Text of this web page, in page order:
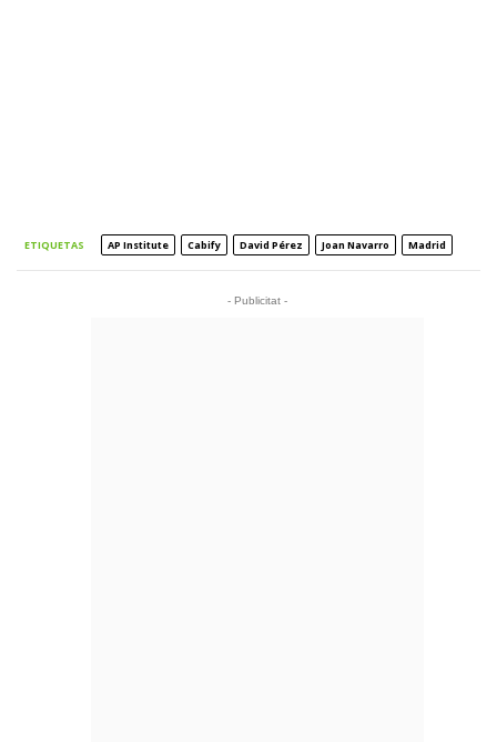
ETIQUETAS AP Institute Cabify David Pérez Joan Navarro Madrid
- Publicitat -